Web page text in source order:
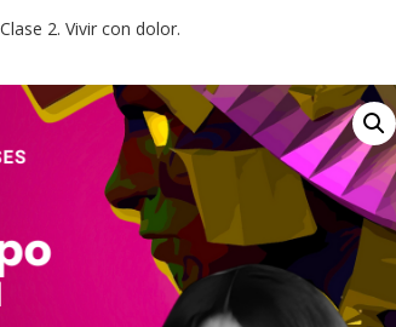
2. Vivir con dolor.